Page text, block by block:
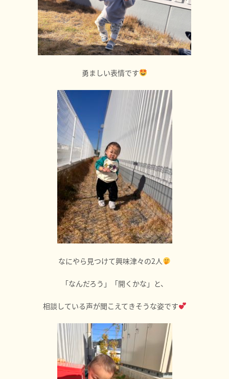
勇ましい表情です
なにやら見つけて興味津々の2人
「なんだろう」「開くかな」と、
相談している声が聞こえてきそうな姿です